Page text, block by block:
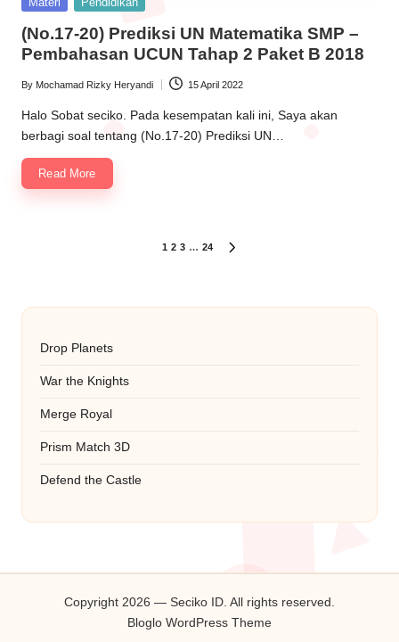
(No.17-20) Prediksi UN Matematika SMP –
Pembahasan UCUN Tahap 2 Paket B 2018
Posted
by
By Mochamad Rizky Heryandi 15 April 2022
Halo Sobat seciko. Pada kesempatan kali ini, Saya akan
berbagi soal tentang (No.17-20) Prediksi UN…
Read More
1 2 3 … 24
Drop Planets
War the Knights
Merge Royal
Prism Match 3D
Defend the Castle
Copyright 2026 — Seciko ID. All rights reserved.
Bloglo WordPress Theme